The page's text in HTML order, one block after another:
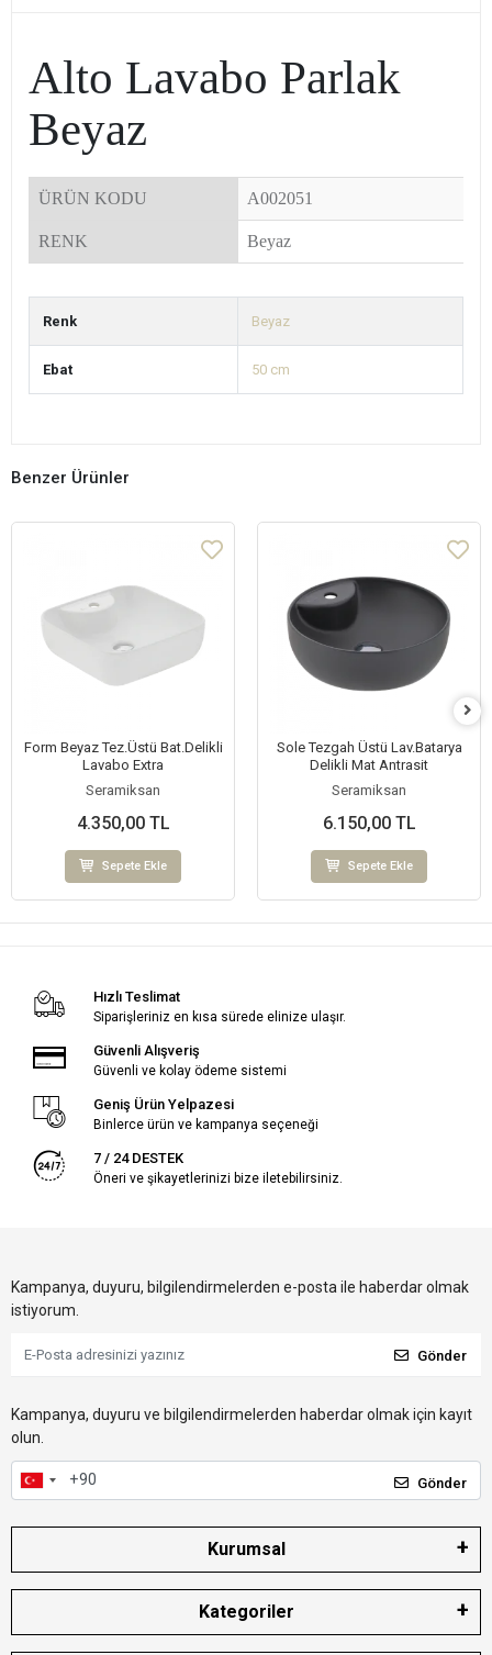
Alto Lavabo Parlak
Beyaz
ÜRÜN KODU A002051
RENK Beyaz
Renk Beyaz
Ebat 50 cm
Benzer Ürünler
Form Beyaz Tez.Üstü Bat.Delikli
Lavabo Extra
Seramiksan
4.350,00 TL
Sepete Ekle
Sole Tezgah Üstü Lav.Batarya
Delikli Mat Antrasit
Seramiksan
6.150,00 TL
Sepete Ekle
Hızlı Teslimat
Siparişleriniz en kısa sürede elinize ulaşır.
Güvenli Alışveriş
Güvenli ve kolay ödeme sistemi
Geniş Ürün Yelpazesi
Binlerce ürün ve kampanya seçeneği
7 / 24 DESTEK
Öneri ve şikayetlerinizi bize iletebilirsiniz.
Kampanya, duyuru, bilgilendirmelerden e-posta ile haberdar olmak
istiyorum.
Gönder
Kampanya, duyuru ve bilgilendirmelerden haberdar olmak için kayıt
olun.
Gönder
Kurumsal
Kategoriler